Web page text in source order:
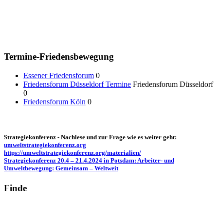
Termine-Friedensbewegung
Essener Friedensforum 0
Friedensforum Düsseldorf Termine Friedensforum Düsseldorf
0
Friedensforum Köln 0
Strategiekonferenz - Nachlese und zur Frage wie es weiter geht:
umweltstrategiekonferenz.org
https://umweltstrategiekonferenz.org/materialien/
Strategiekonferenz 20.4 – 21.4.2024 in Potsdam: Arbeiter- und
Umweltbewegung: Gemeinsam – Weltweit
Finde